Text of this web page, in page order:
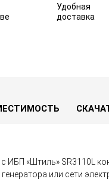
Удобная
доставка
ИБП «Штиль» SR3110L
или сети